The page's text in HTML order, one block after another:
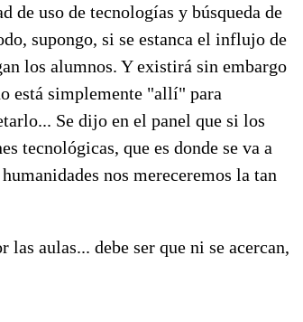
de uso de tecnologías y búsqueda de
supongo, si se estanca el influjo de
los alumnos. Y existirá sin embargo
está simplemente "allí" para
Se dijo en el panel que si los
tecnológicas, que es donde se va a
nos mereceremos la tan
aulas... debe ser que ni se acercan,